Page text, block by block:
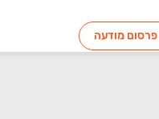
פרסום מודעה